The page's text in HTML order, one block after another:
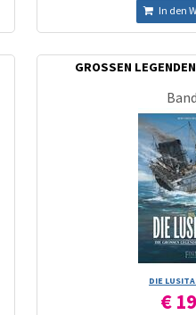
In den
GROSSEN
DIE
€